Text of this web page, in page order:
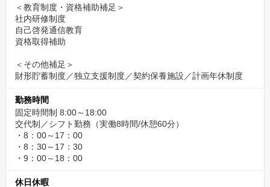
＜教育制度・資格補助補足＞
社内研修制度
自己啓発通信教育
資格取得補助
＜その他補足＞
財形貯蓄制度／独立支援制度／契約保養施設／計画年休制度
勤務時間
固定時間制 8:00～18:00
交代制／シフト勤務（実働8時間/休憩60分）
・8：00～17：00
・8：30～17：30
・9：00～18：00
休日休暇